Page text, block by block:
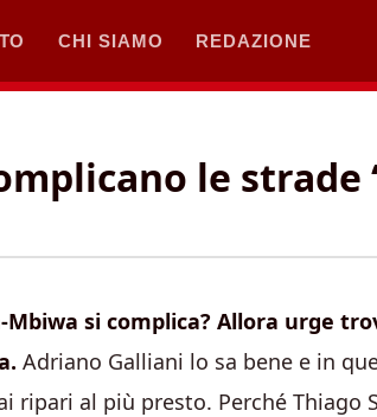
CHI SIAMO REDAZIONE
le strade
Mbiwa si complica? Allora urge
Adriano Galliani lo sa bene e in
ripari al più presto. Perché Thiago